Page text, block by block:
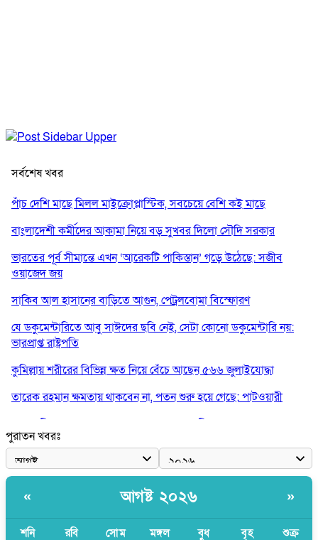
সর্বশেষ খবর
পাঁচ দেশি মাছে মিলল মাইক্রোপ্লাস্টিক, সবচেয়ে বেশি কই মাছে
বাংলাদেশী কর্মীদের আকামা নিয়ে বড় সুখবর দিলো সৌদি সরকার
ভারতের পূর্ব সীমান্তে এখন ‘আরেকটি পাকিস্তান’ গড়ে উঠেছে: সজীব
ওয়াজেদ জয়
সাকিব আল হাসানের বাড়িতে আগুন, পেট্রলবোমা বিস্ফোরণ
যে ডকুমেন্টারিতে আবু সাঈদের ছবি নেই, সেটা কোনো ডকুমেন্টারি নয়:
ভারপ্রাপ্ত রাষ্ট্রপতি
কুমিল্লায় শরীরের বিভিন্ন ক্ষত নিয়ে বেঁচে আছেন ৫৬৬ জুলাইযোদ্ধা
তারেক রহমান ক্ষমতায় থাকবেন না, পতন শুরু হয়ে গেছে: পাটওয়ারী
শেখ হাসিনাকে আর রাখতে চাচ্ছে না ভারত: আসিফ মাহমুদ
জুলাই কোনো শ্রেণি বা গোষ্ঠীর নয়, এটি সর্বস্তরের মানুষের: ড. ইউনূস
আলিয়া মাদ্রাসায় ছাত্রদল-শিবির সংঘর্ষ, হাতে পাইপ মাথায় হেলমেট পড়ে
মাঠে যুবদল নেতা নয়ন
পুরাতন খবরঃ
« আগষ্ট ২০২৬ »
শনি রবি সোম মঙ্গল বুধ বৃহ শুক্র